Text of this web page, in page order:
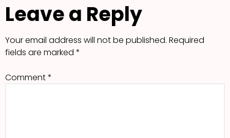
Leave a Reply
Your email address will not be published. Required
fields are marked *
Comment*